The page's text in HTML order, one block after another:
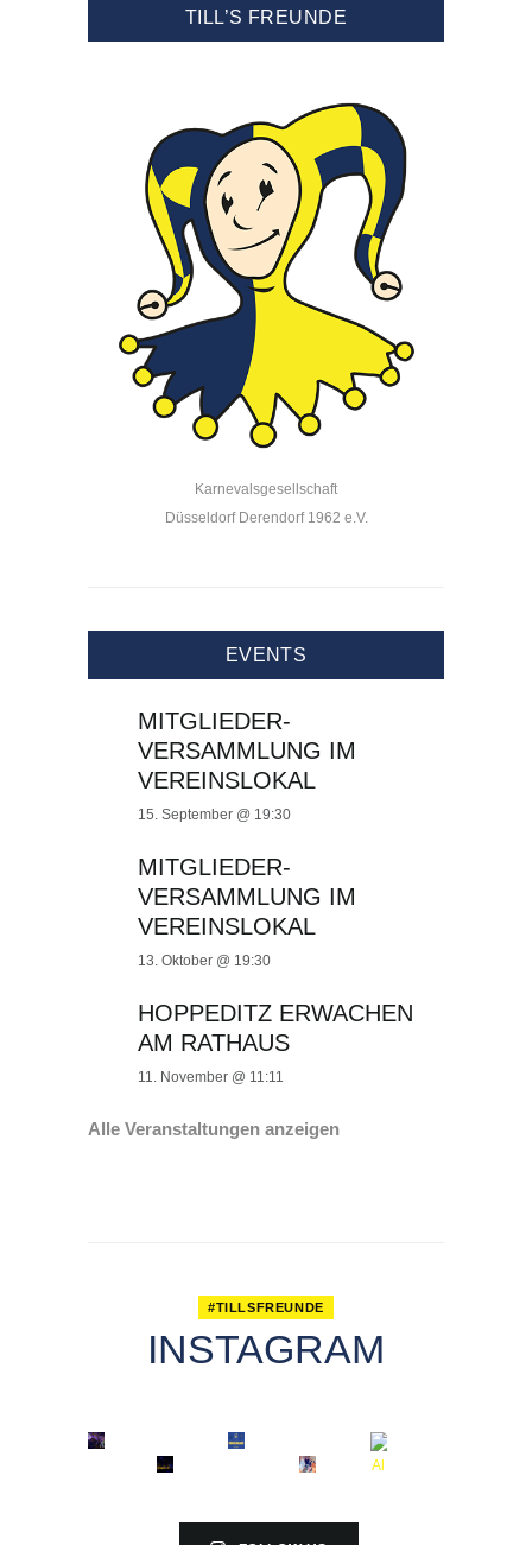
TILL’S FREUNDE
Karnevalsgesellschaft
Düsseldorf Derendorf 1962 e.V.
EVENTS
MITGLIEDER-
VERSAMMLUNG IM
VEREINSLOKAL
15. September @ 19:30
MITGLIEDER-
VERSAMMLUNG IM
VEREINSLOKAL
13. Oktober @ 19:30
HOPPEDITZ ERWACHEN
AM RATHAUS
11. November @ 11:11
Alle Veranstaltungen anzeigen
#TILLSFREUNDE
INSTAGRAM